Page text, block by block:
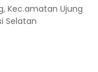
Kec.amatan Ujung
Selatan